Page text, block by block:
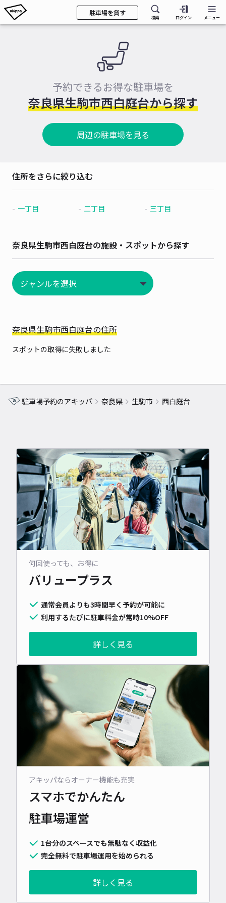
駐車場を貸す
検索 ログイン メニュー
予約できるお得な駐車場を
奈良県生駒市西白庭台から探す
周辺の駐車場を見る
住所をさらに絞り込む
一丁目 二丁目 三丁目
奈良県生駒市西白庭台の施設・スポットから探す
奈良県生駒市西白庭台の住所
スポットの取得に失敗しました
駐車場予約のアキッパ 奈良県 生駒市 西白庭台
何回使っても、お得に
バリュープラス
通常会員よりも3時間早く予約が可能に
利用するたびに駐車料金が常時10%OFF
詳しく見る
アキッパならオーナー機能も充実
スマホでかんたん
駐車場運営
1台分のスペースでも無駄なく収益化
完全無料で駐車場運用を始められる
詳しく見る